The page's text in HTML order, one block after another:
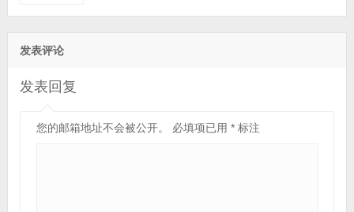
发表评论
发表回复
您的邮箱地址不会被公开。 必填项已用 *标注